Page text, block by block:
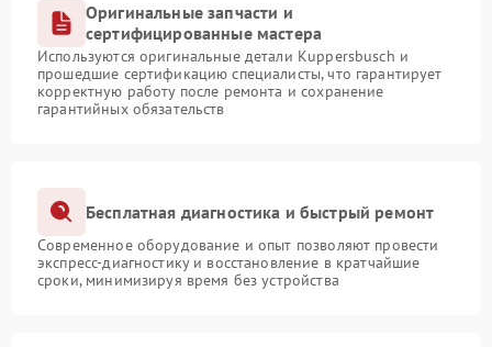
Оригинальные запчасти и
сертифицированные мастера
Используются оригинальные детали Kuppersbusch и
прошедшие сертификацию специалисты, что гарантирует
корректную работу после ремонта и сохранение
гарантийных обязательств
Бесплатная диагностика и быстрый ремонт
Современное оборудование и опыт позволяют провести
экспресс-диагностику и восстановление в кратчайшие
сроки, минимизируя время без устройства